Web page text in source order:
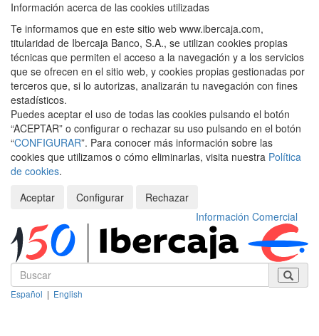
Información acerca de las cookies utilizadas
Te informamos que en este sitio web www.ibercaja.com,
titularidad de Ibercaja Banco, S.A., se utilizan cookies propias
técnicas que permiten el acceso a la navegación y a los servicios
que se ofrecen en el sitio web, y cookies propias gestionadas por
terceros que, si lo autorizas, analizarán tu navegación con fines
estadísticos.
Puedes aceptar el uso de todas las cookies pulsando el botón
“ACEPTAR” o configurar o rechazar su uso pulsando en el botón
“CONFIGURAR”. Para conocer más información sobre las
cookies que utilizamos o cómo eliminarlas, visita nuestra Política
de cookies.
Aceptar
Configurar
Rechazar
Información Comercial
Español | English